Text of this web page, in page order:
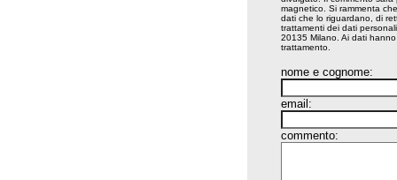
magnetico. Si rammenta
dati che lo riguardano, di
trattamenti dei dati
20135 Milano. Ai dati
trattamento.
nome e cognome:
email:
commento: